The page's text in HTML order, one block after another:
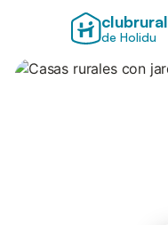
clubrural
de Holidu